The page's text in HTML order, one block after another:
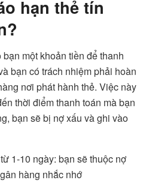
hạn thẻ tín
một khoản tiền để thanh
bạn có trách nhiệm phải hoàn
nơi phát hành thẻ. Việc này
thời điểm thanh toán mà bạn
bạn sẽ bị nợ xấu và ghi vào
1-10 ngày: bạn sẽ thuộc nợ
hàng nhắc nhớ